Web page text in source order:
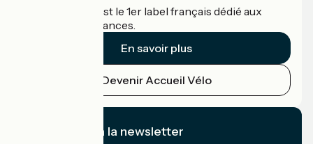
Accueil Vélo c'est le 1er label français dédié aux
cyclistes en vacances.
En savoir plus
Devenir Accueil Vélo
Je m'abonne à la newsletter